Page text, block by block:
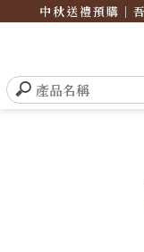
中秋送禮預購｜